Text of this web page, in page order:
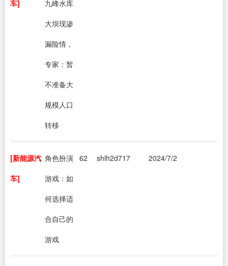
车]
九峰水库
大坝现渗
漏险情，
专家：暂
不准备大
规模人口
转移
[新能源汽
车]
角色扮演
游戏：如
何选择适
合自己的
游戏
62 shlh2d717 2024/7/2